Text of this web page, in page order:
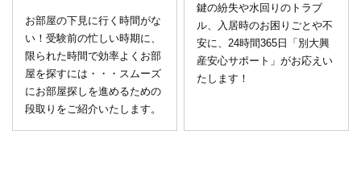
お部屋の下見に行く時間がな
い！受験前の忙しい時期に、
限られた時間で効率よくお部
屋を探すには・・・スムーズ
にお部屋探しを進めるための
段取りをご紹介いたします。
鍵の紛失や水回りのトラブ
ル、入居時のお困りごとや不
安に、24時間365日「別大興
産安心サポート」がお応えい
たします！